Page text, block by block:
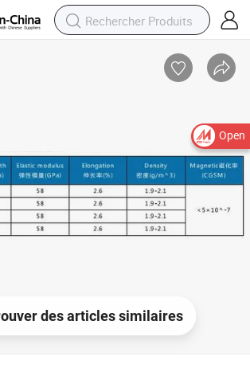
Open
des articles similaires